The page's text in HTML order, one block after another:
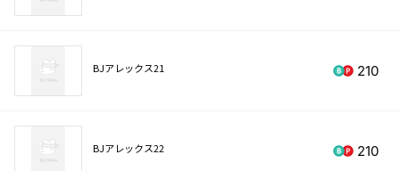
BJアレックス21 210
BJアレックス22 210